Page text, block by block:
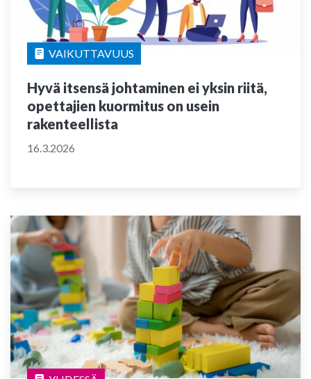
VAIKUTTAVUUS
Hyvä itsensä johtaminen ei yksin riitä,
opettajien kuormitus on usein
rakenteellista
16.3.2026